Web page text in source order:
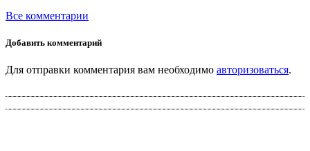
Все комментарии
Добавить комментарий
Для отправки комментария вам необходимо авторизоваться.